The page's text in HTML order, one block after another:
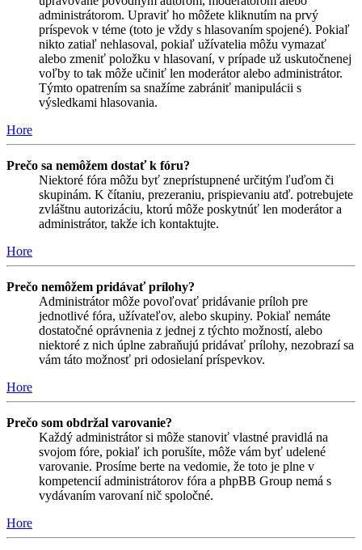
administrátorom. Upraviť ho môžete kliknutím na prvý
príspevok v téme (toto je vždy s hlasovaním spojené). Pokiaľ
nikto zatiaľ nehlasoval, pokiaľ užívatelia môžu vymazať
alebo zmeniť položku v hlasovaní, v prípade už uskutočnenej
voľby to tak môže učiniť len moderátor alebo administrátor.
Týmto opatrením sa snažíme zabrániť manipulácii s
výsledkami hlasovania.
Hore
Prečo sa nemôžem dostať k fóru?
Niektoré fóra môžu byť zneprístupnené určitým ľuďom či
skupinám. K čítaniu, prezeraniu, prispievaniu atď. potrebujete
zvláštnu autorizáciu, ktorú môže poskytnúť len moderátor a
administrátor, takže ich kontaktujte.
Hore
Prečo nemôžem pridávať prílohy?
Administrátor môže povoľovať pridávanie príloh pre
jednotlivé fóra, užívateľov, alebo skupiny. Pokiaľ nemáte
dostatočné oprávnenia z jednej z týchto možností, alebo
niektoré z nich úplne zabraňujú pridávať prílohy, nezobrazí sa
vám táto možnosť pri odosielaní príspevkov.
Hore
Prečo som obdržal varovanie?
Každý administrátor si môže stanoviť vlastné pravidlá na
svojom fóre, pokiaľ ich porušíte, môže vám byť udelené
varovanie. Prosíme berte na vedomie, že toto je plne v
kompetencií administrátorov fóra a phpBB Group nemá s
vydávaním varovaní nič spoločné.
Hore